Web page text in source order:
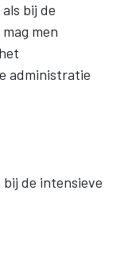
bij de
men
administratie
de intensieve